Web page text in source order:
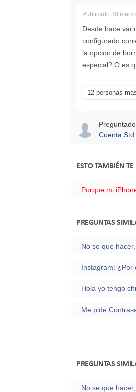
Publicado 30
Desde hace
configurado
la opcion de
especial? O es
12 personas
Cuenta Std
ESTO TAMBIÉN
Porque mi
PREGUNTAS
Me pide
PREGUNTAS